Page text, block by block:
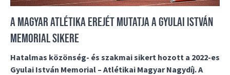
A MAGYAR ATLÉTIKA EREJÉT MUTATJA A GYULAI ISTVÁN
MEMORIAL SIKERE
Hatalmas közönség- és szakmai sikert hozott a 2022-es
Gyulai István Memorial – Atlétikai Magyar Nagydíj. A